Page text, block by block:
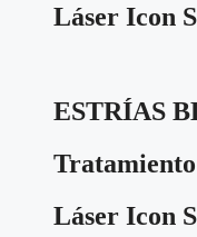
Láser Icon
ESTRÍAS
Láser Icon